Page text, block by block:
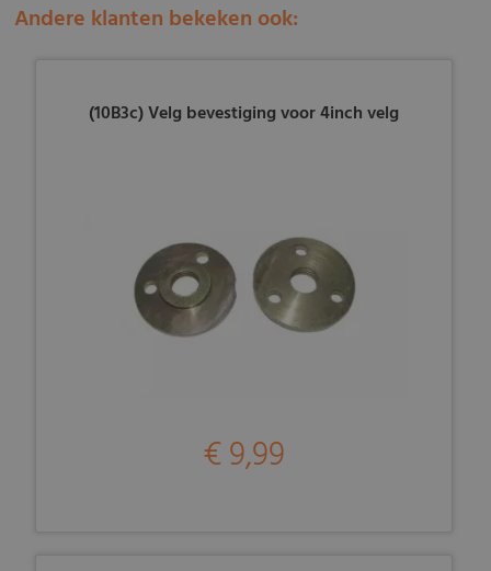
Andere klanten bekeken ook:
(10B3c) Velg bevestiging voor 4inch velg
€ 9,99